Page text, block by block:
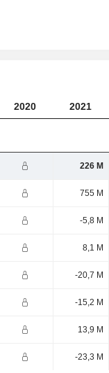
2020 2021
226 M
755 M
-5,8 M
8,1 M
-20,7 M
-15,2 M
13,9 M
-23,3 M